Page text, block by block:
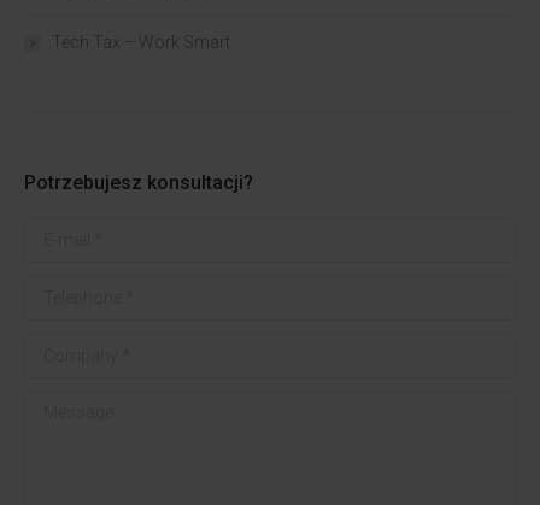
Tech Tax – Work Smart
Potrzebujesz konsultacji?